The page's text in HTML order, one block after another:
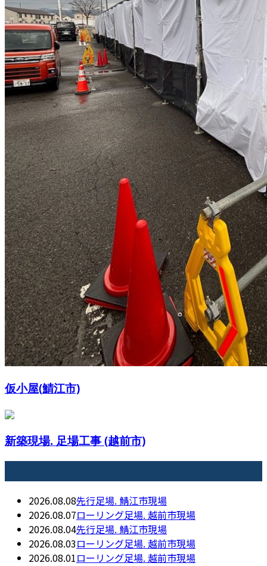
仮小屋(鯖江市)
新築現場. 足場工事 (越前市)
2026.08.08先行足場. 鯖江市現場
2026.08.07ローリング足場. 越前市現場
2026.08.04先行足場. 鯖江市現場
2026.08.03ローリング足場. 越前市現場
2026.08.01ローリング足場. 越前市現場